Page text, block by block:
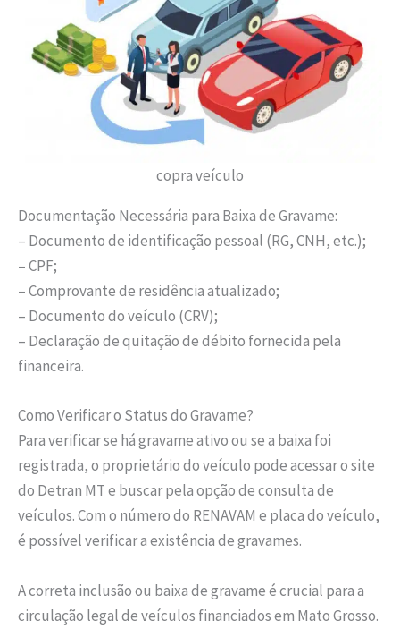
copra veículo
Documentação Necessária para Baixa de Gravame:
– Documento de identificação pessoal (RG, CNH, etc.);
– CPF;
– Comprovante de residência atualizado;
– Documento do veículo (CRV);
– Declaração de quitação de débito fornecida pela
financeira.
Como Verificar o Status do Gravame?
Para verificar se há gravame ativo ou se a baixa foi
registrada, o proprietário do veículo pode acessar o site
do Detran MT e buscar pela opção de consulta de
veículos. Com o número do RENAVAM e placa do veículo,
é possível verificar a existência de gravames.
A correta inclusão ou baixa de gravame é crucial para a
circulação legal de veículos financiados em Mato Grosso.